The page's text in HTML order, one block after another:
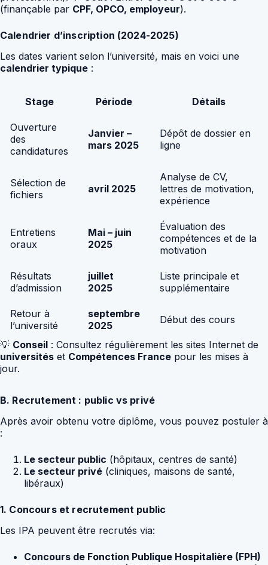
(finançable par CPF, OPCO, employeur).
Calendrier d’inscription (2024-2025)
Les dates varient selon l’université, mais en voici une
calendrier typique :
Stage Période Détails
Ouverture
des
candidatures
Janvier –
mars 2025
Dépôt de dossier en
ligne
Sélection de
fichiers
avril 2025
Analyse de CV,
lettres de motivation,
expérience
Entretiens
oraux
Mai – juin
2025
Évaluation des
compétences et de la
motivation
Résultats
d’admission
juillet
2025
Liste principale et
supplémentaire
Retour à
l’université
septembre
2025
Début des cours
💡 Conseil : Consultez régulièrement les sites Internet de
universités et Compétences France pour les mises à
jour.
B. Recrutement : public vs privé
Après avoir obtenu votre diplôme, vous pouvez postuler à
:
Le secteur public (hôpitaux, centres de santé)
Le secteur privé (cliniques, maisons de santé,
libéraux)
1. Concours et recrutement public
Les IPA peuvent être recrutés via:
Concours de Fonction Publique Hospitalière (FPH)